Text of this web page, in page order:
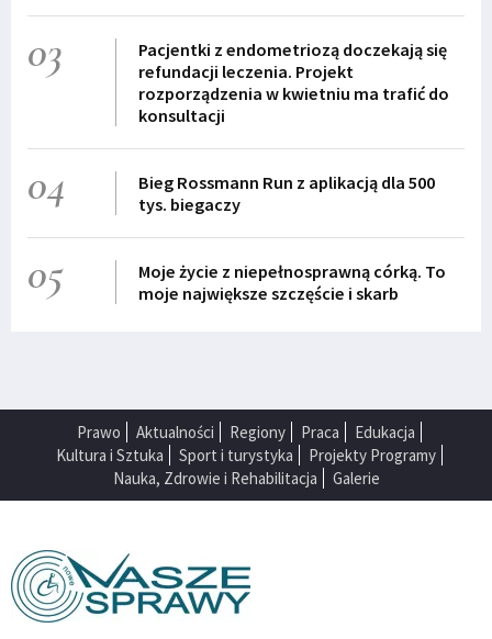
03
Pacjentki z endometriozą doczekają się
refundacji leczenia. Projekt
rozporządzenia w kwietniu ma trafić do
konsultacji
04
Bieg Rossmann Run z aplikacją dla 500
tys. biegaczy
05
Moje życie z niepełnosprawną córką. To
moje największe szczęście i skarb
Prawo Aktualności Regiony Praca
Edukacja
Kultura i Sztuka
Sport i turystyka
Projekty Programy
Nauka, Zdrowie i Rehabilitacja
Galerie